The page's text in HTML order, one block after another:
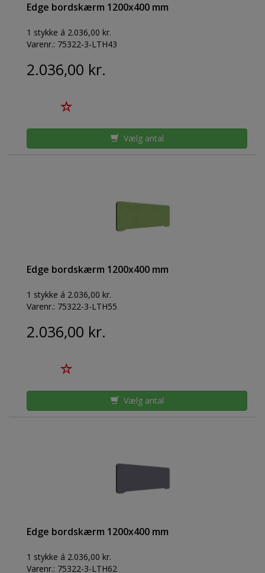
Edge bordskærm 1200x400 mm
1 stykke á 2.036,00 kr.
Varenr.: 75322-3-LTH43
2.036,00 kr.
Vælg antal
Edge bordskærm 1200x400 mm
1 stykke á 2.036,00 kr.
Varenr.: 75322-3-LTH55
2.036,00 kr.
Vælg antal
Edge bordskærm 1200x400 mm
1 stykke á 2.036,00 kr.
Varenr.: 75322-3-LTH62